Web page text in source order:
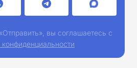
вы соглашаетесь с
конфиденциальности